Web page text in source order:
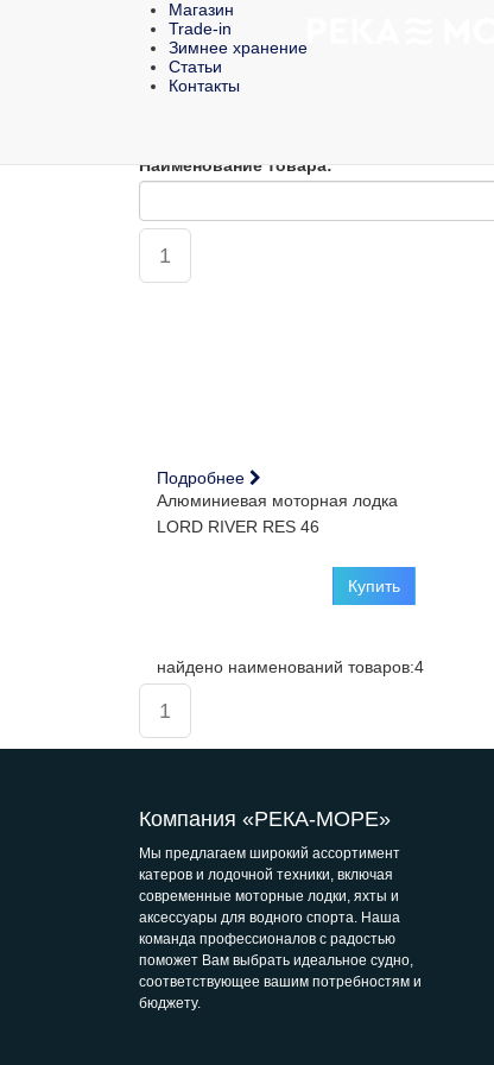
Магазин
Trade-in
Зимнее хранение
Статьи
Контакты
Наименование товара:
1
Подробнее
Алюминиевая моторная лодка
LORD RIVER RES 46
Купить
найдено наименований товаров:4
1
Компания «РЕКА-МОРЕ»
Мы предлагаем широкий ассортимент
катеров и лодочной техники, включая
современные моторные лодки, яхты и
аксессуары для водного спорта. Наша
команда профессионалов с радостью
поможет Вам выбрать идеальное судно,
соответствующее вашим потребностям и
бюджету.